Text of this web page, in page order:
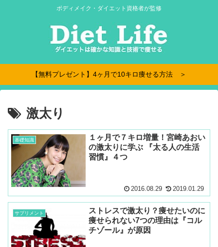
ボディメイク・ダイエット資格者が監修
【無料プレゼント】4ヶ月で10キロ痩せる方法 ＞
激太り
基礎知識
１ヶ月で７キロ増量！宮崎あおい
の激太りに学ぶ 『太る人の生活
習慣』４つ
2016.08.29 2019.01.29
サプリメント
ストレスで激太り？痩せたいのに
痩せられない7つの理由は『コル
チゾール』が原因